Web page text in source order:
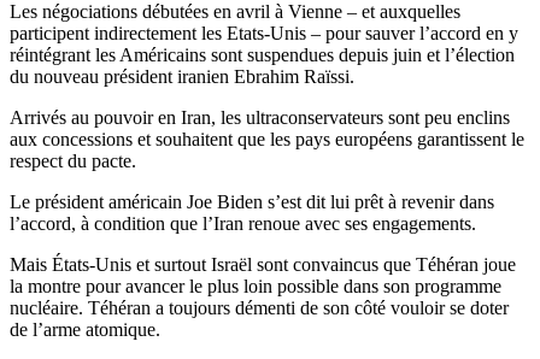
Les négociations débutées en avril à Vienne – et auxquelles
participent indirectement les Etats-Unis – pour sauver l’accord en y
réintégrant les Américains sont suspendues depuis juin et l’élection
du nouveau président iranien Ebrahim Raïssi.
Arrivés au pouvoir en Iran, les ultraconservateurs sont peu enclins
aux concessions et souhaitent que les pays européens garantissent le
respect du pacte.
Le président américain Joe Biden s’est dit lui prêt à revenir dans
l’accord, à condition que l’Iran renoue avec ses engagements.
Mais États-Unis et surtout Israël sont convaincus que Téhéran joue
la montre pour avancer le plus loin possible dans son programme
nucléaire. Téhéran a toujours démenti de son côté vouloir se doter
de l’arme atomique.